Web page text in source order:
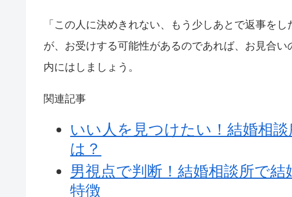
「この人に決めきれない、もう少しあとで返事を
が、お受けする可能性があるのであれば、お見合
内にはしましょう。
関連記事
いい人を見つけたい！結婚相
は？
男視点で判断！結婚相談所で
特徴